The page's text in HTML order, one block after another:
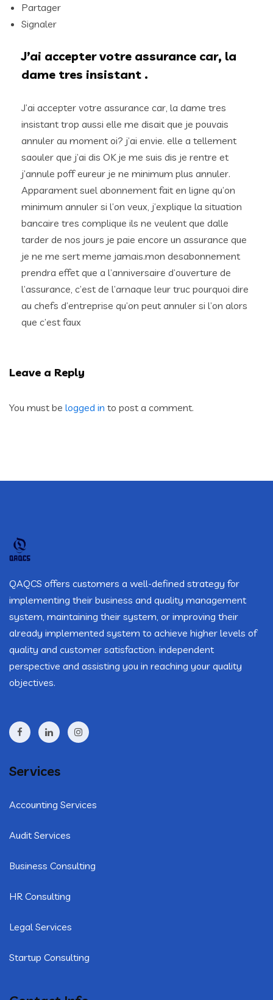
Partager
Signaler
J’ai accepter votre assurance car, la
dame tres insistant .
J’ai accepter votre assurance car, la dame tres
insistant trop aussi elle me disait que je pouvais
annuler au moment oi? j’ai envie. elle a tellement
saouler que j’ai dis OK je me suis dis je rentre et
j’annule poff eureur je ne minimum plus annuler.
Apparament suel abonnement fait en ligne qu’on
minimum annuler si l’on veux, j’explique la situation
bancaire tres complique ils ne veulent que dalle
tarder de nos jours je paie encore un assurance que
je ne me sert meme jamais.mon desabonnement
prendra effet que a l’anniversaire d’ouverture de
l’assurance, c’est de l’arnaque leur truc pourquoi dire
au chefs d’entreprise qu’on peut annuler si l’on alors
que c’est faux
Leave a Reply
You must be logged in to post a comment.
QAQCS offers customers a well-defined strategy for
implementing their business and quality management
system, maintaining their system, or improving their
already implemented system to achieve higher levels of
quality and customer satisfaction. independent
perspective and assisting you in reaching your quality
objectives.
Services
Accounting Services
Audit Services
Business Consulting
HR Consulting
Legal Services
Startup Consulting